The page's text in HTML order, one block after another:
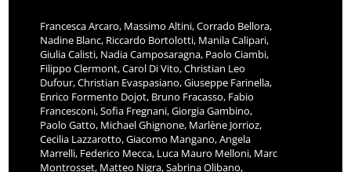
Francesca Arcaro, Massimo Altini, Corrado Bellora,
Nadine Blanc, Riccardo Bortolotti, Manila Calipari,
Giulia Calisti, Nadia Camposaragna, Paolo Ciambi,
Filippo Clermont, Carol Di Vito, Christian Leo
Dufour, Christian Evaspasiano, Giuseppe Farinella,
Enrico Formento Dojot, Bruno Fracasso, Fabio
Francesconi, Sofia Fregnani, Giorgia Gambino,
Paolo Gatto, Michael Ghignone, Marlène Jorrioz,
Cecilia Lazzarotto, Giacomo Mangano, Angela
Marrelli, Federico Mecca, Luca Mauro Melloni, Marc
Montrosset, Matteo Nigra, Sabrina Olibano,